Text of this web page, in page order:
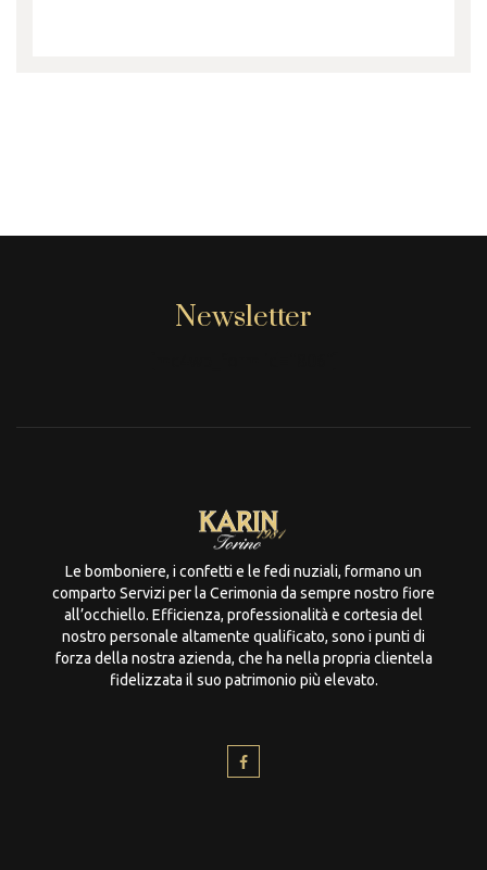
Newsletter
Le bomboniere, i confetti e le fedi nuziali, formano un
comparto Servizi per la Cerimonia da sempre nostro fiore
all’occhiello. Efficienza, professionalità e cortesia del
nostro personale altamente qualificato, sono i punti di
forza della nostra azienda, che ha nella propria clientela
fidelizzata il suo patrimonio più elevato.